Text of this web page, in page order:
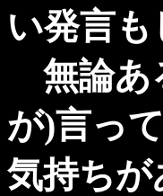
い発言も
無論あ
が)言っ
気持ち